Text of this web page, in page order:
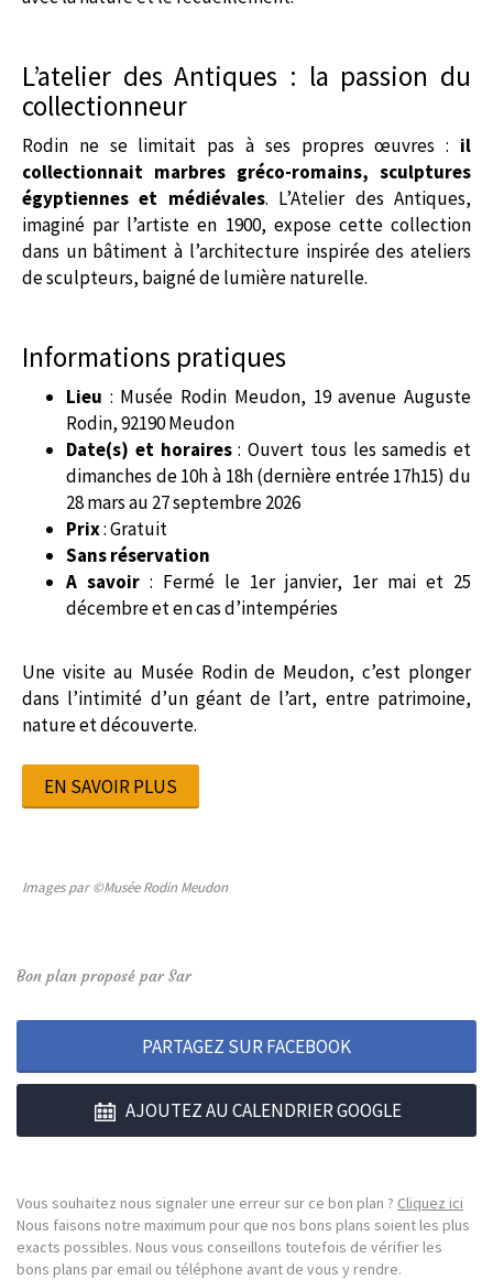
L’atelier des Antiques : la passion du
collectionneur
Rodin ne se limitait pas à ses propres œuvres : il
collectionnait marbres gréco-romains, sculptures
égyptiennes et médiévales. L’Atelier des Antiques,
imaginé par l’artiste en 1900, expose cette collection
dans un bâtiment à l’architecture inspirée des ateliers
de sculpteurs, baigné de lumière naturelle.
Informations pratiques
Lieu : Musée Rodin Meudon, 19 avenue Auguste
Rodin, 92190 Meudon
Date(s) et horaires: Ouvert tous les samedis et
dimanches de 10h à 18h (dernière entrée 17h15) du
28 mars au 27 septembre 2026
Prix: Gratuit
Sans réservation
A savoir : Fermé le 1er janvier, 1er mai et 25
décembre et en cas d’intempéries
Une visite au Musée Rodin de Meudon, c’est plonger
dans l’intimité d’un géant de l’art, entre patrimoine,
nature et découverte.
EN SAVOIR PLUS
Images par ©Musée Rodin Meudon
Bon plan proposé par Sar
PARTAGEZ SUR FACEBOOK
AJOUTEZ AU CALENDRIER GOOGLE
Vous souhaitez nous signaler une erreur sur ce bon plan ? Cliquez ici
Nous faisons notre maximum pour que nos bons plans soient les plus
exacts possibles. Nous vous conseillons toutefois de vérifier les
bons plans par email ou téléphone avant de vous y rendre.